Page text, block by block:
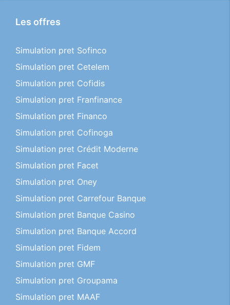
Les offres
Simulation pret Sofinco
Simulation pret Cetelem
Simulation pret Cofidis
Simulation pret Franfinance
Simulation pret Financo
Simulation pret Cofinoga
Simulation pret Crédit Moderne
Simulation pret Facet
Simulation pret Oney
Simulation pret Carrefour Banque
Simulation pret Banque Casino
Simulation pret Banque Accord
Simulation pret Fidem
Simulation pret GMF
Simulation pret Groupama
Simulation pret MAAF